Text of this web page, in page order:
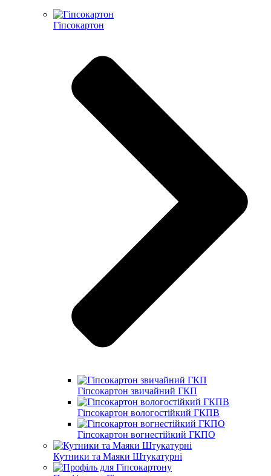
Гіпсокартон
Гіпсокартон звичайний ГКП
Гіпсокартон вологостійкий ГКПВ
Гіпсокартон вогнестійкий ГКПО
Кутники та Маяки Штукатурні